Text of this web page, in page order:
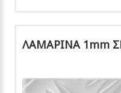
ΛΑΜΑΡΙΝΑ 1mm